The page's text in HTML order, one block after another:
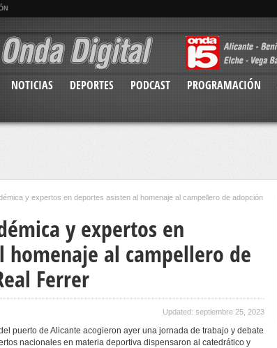
NOTICIAS DEPORTES PODCAST PROGRAMACIÓN
y expertos en deportes asisten al homenaje al campellero de adopción
y expertos en
homenaje al campellero de
Ferrer
Updated: septiembre 25, 2023
puerto de Alicante acogieron ayer una jornada de trabajo y debate
nacionales en materia deportiva dispensaron al catedrático y